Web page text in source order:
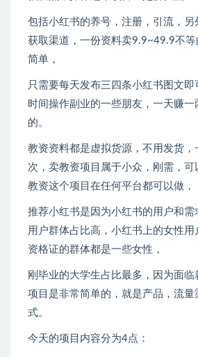
包括小红书的养号，注册，引流，另
获取渠道，一份资料卖9.9~49.9不
简单，
只需要每天发布三四条小红书图文即
时间操作副业的一些朋友，一天赚
的。
教资资料都是虚拟货源，不用发货，
次，卖教资项目属于小众，刚需，
教资这个项目在任何平台都可以做，
推荐小红书是因为小红书的用户和需
用户群体占比高，小红书上的女性用
资格证的群体都是一些女性，
刚毕业的大学生占比最多，因为面临
项目是非常简单的，就是产品，流量
式。
今天的项目内容分为4点：